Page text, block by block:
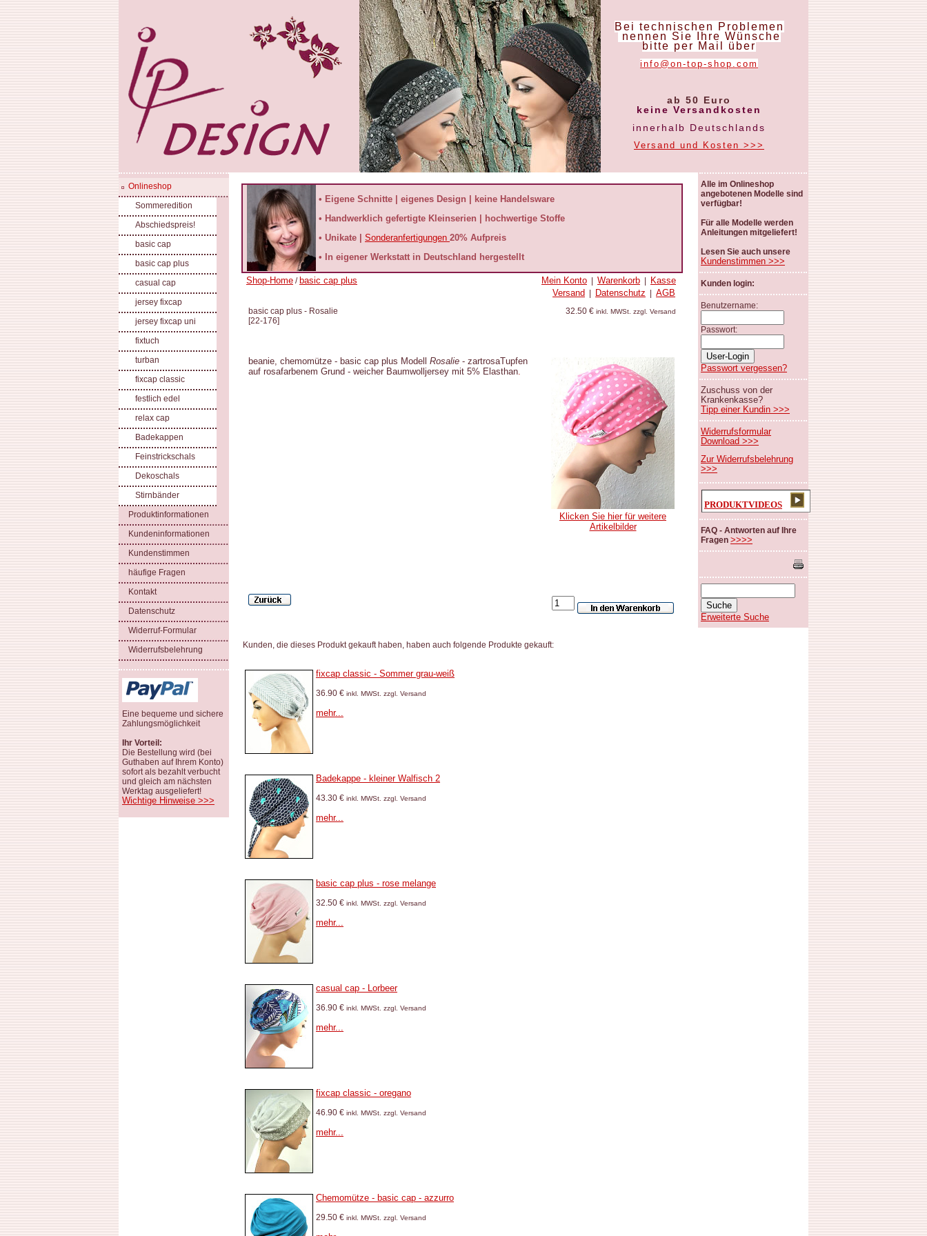
Bei technischen Problemen
nennen Sie Ihre Wünsche
bitte per Mail über
info@on-top-shop.com
ab 50 Euro
keine Versandkosten
innerhalb Deutschlands
Versand und Kosten >>>
Onlineshop
Sommeredition
Abschiedspreis!
basic cap
basic cap plus
casual cap
jersey fixcap
jersey fixcap uni
fixtuch
turban
fixcap classic
festlich edel
relax cap
Badekappen
Feinstrickschals
Dekoschals
Stirnbänder
Produktinformationen
Kundeninformationen
Kundenstimmen
häufige Fragen
Kontakt
Datenschutz
Widerruf-Formular
Widerrufsbelehrung
Eine bequeme und sichere
Zahlungsmöglichkeit
Ihr Vorteil:
Die Bestellung wird (bei
Guthaben auf Ihrem Konto)
sofort als bezahlt verbucht
und gleich am nächsten
Werktag ausgeliefert!
Wichtige Hinweise >>>
• Eigene Schnitte | eigenes Design | keine Handelsware
• Handwerklich gefertigte Kleinserien | hochwertige Stoffe
• Unikate | Sonderanfertigungen 20% Aufpreis
• In eigener Werkstatt in Deutschland hergestellt
Shop-Home / basic cap plus Mein Konto Warenkorb
Kasse
Versand
Datenschutz AGB
basic cap plus - Rosalie
[22-176]
32.50 € inkl. MWSt. zzgl. Versand
beanie, chemomütze - basic cap plus Modell Rosalie - zartrosaTupfen
auf rosafarbenem Grund - weicher Baumwolljersey mit 5% Elasthan.
Klicken Sie hier für weitere
Artikelbilder
Kunden, die dieses Produkt gekauft haben, haben auch folgende Produkte gekauft:
fixcap classic - Sommer grau-weiß
36.90 € inkl. MWSt. zzgl. Versand
mehr...
Badekappe - kleiner Walfisch 2
43.30 € inkl. MWSt. zzgl. Versand
mehr...
basic cap plus - rose melange
32.50 € inkl. MWSt. zzgl. Versand
mehr...
casual cap - Lorbeer
36.90 € inkl. MWSt. zzgl. Versand
mehr...
fixcap classic - oregano
46.90 € inkl. MWSt. zzgl. Versand
mehr...
Chemomütze - basic cap - azzurro
29.50 € inkl. MWSt. zzgl. Versand
Alle im Onlineshop
angebotenen Modelle sind
verfügbar!
Für alle Modelle werden
Anleitungen mitgeliefert!
Lesen Sie auch unsere
Kundenstimmen >>>
Kunden login:
Benutzername:
Passwort:
Passwort vergessen?
Zuschuss von der
Krankenkasse?
Tipp einer Kundin >>>
Widerrufsformular
Download >>>
Zur Widerrufsbelehrung
>>>
PRODUKTVIDEOS
FAQ - Antworten auf Ihre
Fragen >>>>
Erweiterte Suche